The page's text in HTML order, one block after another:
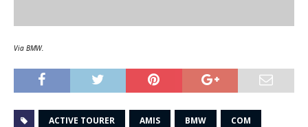
Via BMW.
ACTIVE TOURER AMIS BMW COM